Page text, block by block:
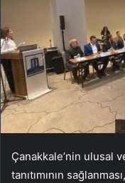
Çanakkale’nin ulusal
tanıtımının